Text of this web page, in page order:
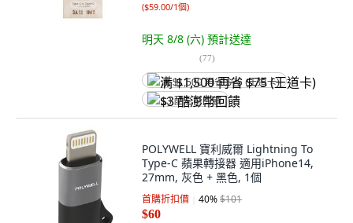
($59.00/1個)
明天 8/8 (六) 預計送達
(77)
满 $1,500 再省 $75 (王道卡)
$3 酷澎幣回饋
POLYWELL 寶利威爾 Lightning To
Type-C 蘋果轉接器 適用iPhone14,
27mm, 灰色 + 黑色, 1個
首購折扣價 40%$101
$60